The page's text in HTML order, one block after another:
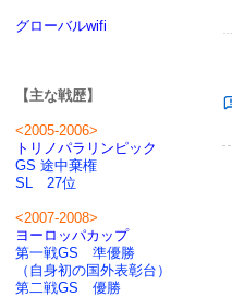
グローバルwifi
【主な戦歴】
<2005-2006>
トリノパラリンピック
GS 途中棄権
SL 27位
<2007-2008>
ヨーロッパカップ
第一戦GS 準優勝
（自身初の国外表彰台）
第二戦GS 優勝